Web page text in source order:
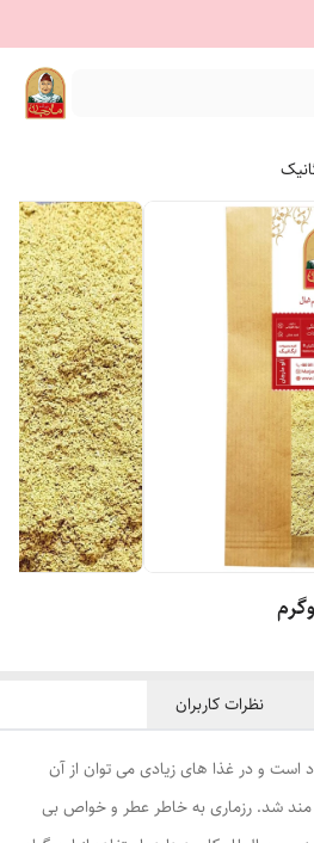
نظرات کاربران
است و در غذا های زیادی می ‌توان از آن
‌مند شد. رزماری به خاطر عطر و خواص بی